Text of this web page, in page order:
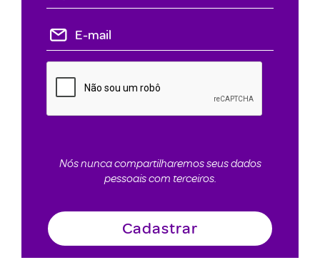
Nós nunca compartilharemos seus dados
pessoais com terceiros.